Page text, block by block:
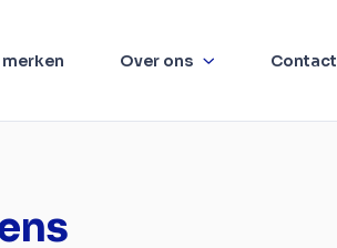
merken Over ons Contact